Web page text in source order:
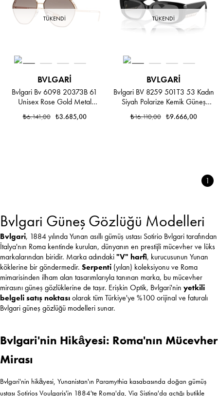
TÜKENDI
BVLGARI
Bvlgari Bv 6098 20373B 61
Unisex Rose Gold Metal
₺3.685,00
₺6.141,00
TÜKENDI
BVLGARI
Bvlgari BV 8259 501T3 53 Kadın
Siyah Polarize Kemik Güneş
₺9.666,00
₺16.110,00
1
Bvlgari Güneş Gözlüğü Modelleri
Bvlgari, 1884 yılında Yunan asıllı gümüş ustası Sotirio Bvlgari tarafından
İtalya'nın Roma kentinde kurulan, dünyanın en prestijli mücevher ve lüks
markalarından biridir. Marka adındaki"V" harfi, kurucusunun Yunan
köklerine bir göndermedir. Serpenti (yılan) koleksiyonu ve Roma
mimarisinden ilham alan tasarımlarıyla tanınan marka, bu mücevher
mirasını güneş gözlüklerine de taşır. Erişkin Optik, Bvlgari'nin yetkili
belgeli satış noktasıolarak tüm Türkiye'ye %100 orijinal ve faturalı
Bvlgari güneş gözlüğü modelleri sunar.
Bvlgari'nin Hikâyesi: Roma'nın Mücevher
Mirası
Bvlgari'nin hikâyesi, Yunanistan'ın Paramythia kasabasında doğan gümüş
ustası Sotirios Voulgaris'in 1884'te Roma'da, Via Sistina'da açtığı butikle